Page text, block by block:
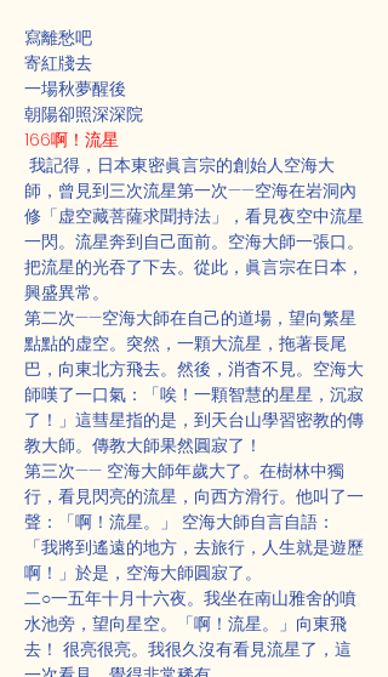
寫離愁吧
寄紅牋去
一場秋夢醒後
朝陽卻照深深院
166啊！流星
我記得，日本東密眞言宗的創始人空海大
師，曾見到三次流星第一次——空海在岩洞內
修「虚空藏菩薩求聞持法」，看見夜空中流星
一閃。流星奔到自己面前。空海大師一張口。
把流星的光吞了下去。從此，眞言宗在日本，
興盛異常。
第二次——空海大師在自己的道場，望向繁星
點點的虚空。突然，一顆大流星，拖著長尾
巴，向東北方飛去。然後，消杳不見。空海大
師嘆了一口氣：「唉！一顆智慧的星星，沉寂
了！」這彗星指的是，到天台山學習密教的傳
教大師。傳教大師果然圓寂了！
第三次—— 空海大師年歲大了。在樹林中獨
行，看見閃亮的流星，向西方滑行。他叫了一
聲：「啊！流星。」 空海大師自言自語：
「我將到遙遠的地方，去旅行，人生就是遊歷
啊！」於是，空海大師圓寂了。
二○一五年十月十六夜。我坐在南山雅舍的噴
水池旁，望向星空。「啊！流星。」向東飛
去！ 很亮很亮。我很久沒有看見流星了，這